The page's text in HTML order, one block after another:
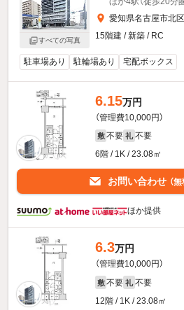
すべての写真
愛知県名古屋市北
15階建 / 新築 / RC
駐車場あり 駐輪場あり 宅配ボックス
6.15万円
（管理費10,000円）
敷 不要 礼 不要
6階 / 1K / 23.08㎡
お問い合わせ （無
ほか提供
6.3万円
（管理費10,000円）
敷 不要 礼 不要
12階 / 1K / 23.08㎡